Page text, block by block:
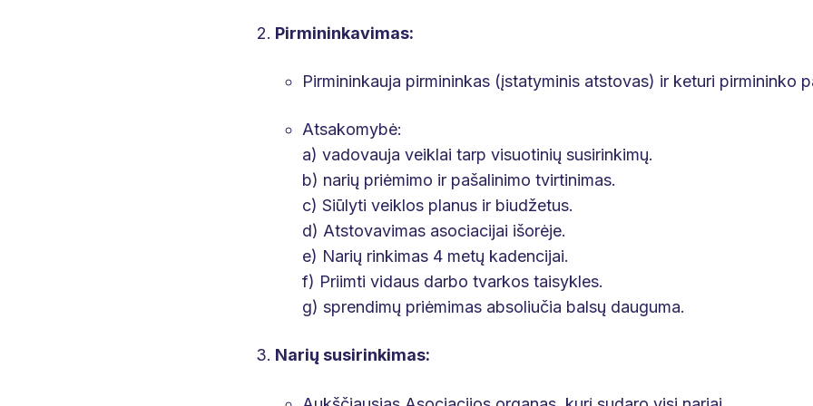
Pirmininkavimas:
Pirmininkauja pirmininkas (įstatyminis atstovas) ir keturi pirmininko
Atsakomybė:
a) vadovauja veiklai tarp visuotinių susirinkimų.
b) narių priėmimo ir pašalinimo tvirtinimas.
c) Siūlyti veiklos planus ir biudžetus.
d) Atstovavimas asociacijai išorėje.
e) Narių rinkimas 4 metų kadencijai.
f) Priimti vidaus darbo tvarkos taisykles.
g) sprendimų priėmimas absoliučia balsų dauguma.
Narių susirinkimas: